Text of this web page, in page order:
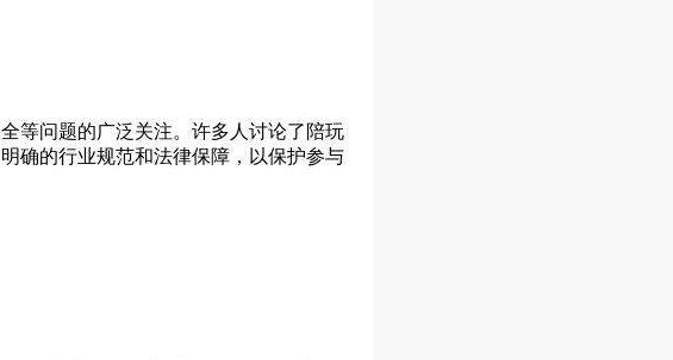
等问题的广泛关注。许多人讨论了陪玩
确的行业规范和法律保障，以保护参与